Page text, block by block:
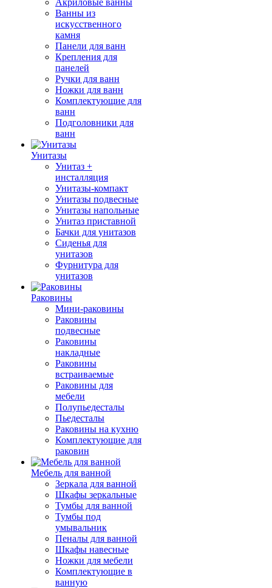
Акриловые ванны
Ванны из
искусственного
камня
Панели для ванн
Крепления для
панелей
Ручки для ванн
Ножки для ванн
Комплектующие для
ванн
Подголовники для
ванн
Унитазы
Унитаз +
инсталляция
Унитазы-компакт
Унитазы подвесные
Унитазы напольные
Унитаз приставной
Бачки для унитазов
Сиденья для
унитазов
Фурнитура для
унитазов
Раковины
Мини-раковины
Раковины
подвесные
Раковины
накладные
Раковины
встраиваемые
Раковины для
мебели
Полупьедесталы
Пьедесталы
Раковины на кухню
Комплектующие для
раковин
Мебель для ванной
Зеркала для ванной
Шкафы зеркальные
Тумбы для ванной
Тумбы под
умывальник
Пеналы для ванной
Шкафы навесные
Ножки для мебели
Комплектующие в
ванную